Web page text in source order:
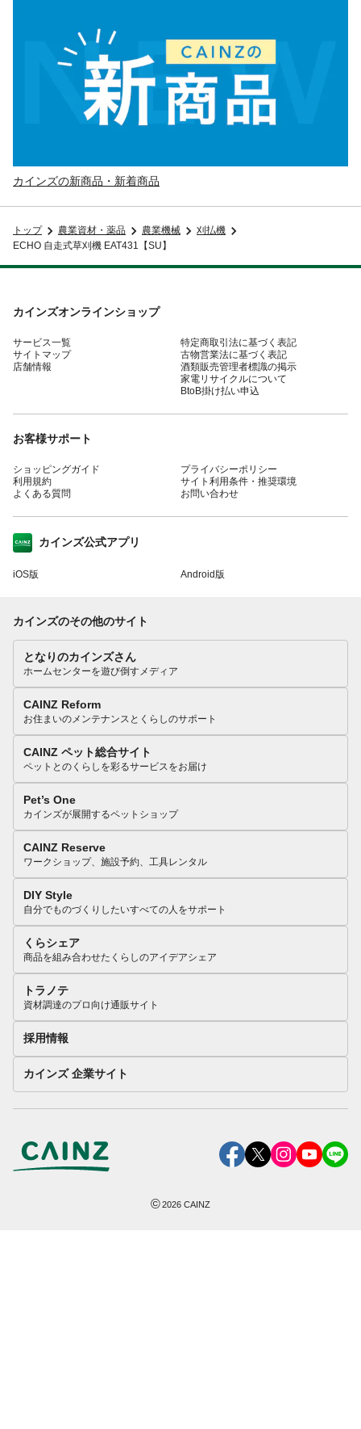
カインズの新商品・新着商品
トップ 農業資材・薬品 農業機械
刈払機
ECHO 自走式草刈機 EAT431【SU】
カインズオンラインショップ
サービス一覧
サイトマップ
店舗情報
特定商取引法に基づく表記
古物営業法に基づく表記
酒類販売管理者標識の掲示
家電リサイクルについて
BtoB掛け払い申込
お客様サポート
ショッピングガイド
利用規約
よくある質問
プライバシーポリシー
サイト利用条件・推奨環境
お問い合わせ
カインズ公式アプリ
iOS版 Android版
カインズのその他のサイト
となりのカインズさん
ホームセンターを遊び倒すメディア
CAINZ Reform
お住まいのメンテナンスとくらしのサポート
CAINZ ペット総合サイト
ペットとのくらしを彩るサービスをお届け
Pet’s One
カインズが展開するペットショップ
CAINZ Reserve
ワークショップ、施設予約、工具レンタル
DIY Style
自分でものづくりしたいすべての人をサポート
くらシェア
商品を組み合わせたくらしのアイデアシェア
トラノテ
資材調達のプロ向け通販サイト
採用情報
カインズ 企業サイト
©2026 CAINZ